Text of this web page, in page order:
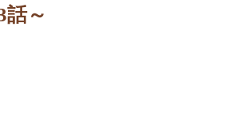
～